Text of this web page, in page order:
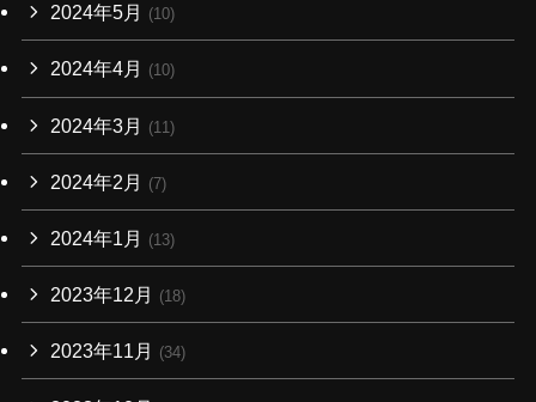
2024年5月 (10)
2024年4月 (10)
2024年3月 (11)
2024年2月 (7)
2024年1月 (13)
2023年12月 (18)
2023年11月 (34)